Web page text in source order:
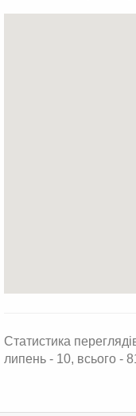
Статистика
липень - 10, всього -